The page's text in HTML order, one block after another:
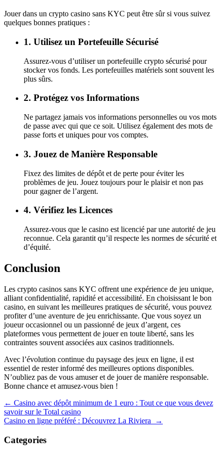
Jouer dans un crypto casino sans KYC peut être sûr si vous suivez
quelques bonnes pratiques :
1. Utilisez un Portefeuille Sécurisé
Assurez-vous d’utiliser un portefeuille crypto sécurisé pour
stocker vos fonds. Les portefeuilles matériels sont souvent les
plus sûrs.
2. Protégez vos Informations
Ne partagez jamais vos informations personnelles ou vos mots
de passe avec qui que ce soit. Utilisez également des mots de
passe forts et uniques pour vos comptes.
3. Jouez de Manière Responsable
Fixez des limites de dépôt et de perte pour éviter les
problèmes de jeu. Jouez toujours pour le plaisir et non pas
pour gagner de l’argent.
4. Vérifiez les Licences
Assurez-vous que le casino est licencié par une autorité de jeu
reconnue. Cela garantit qu’il respecte les normes de sécurité et
d’équité.
Conclusion
Les crypto casinos sans KYC offrent une expérience de jeu unique,
alliant confidentialité, rapidité et accessibilité. En choisissant le bon
casino, en suivant les meilleures pratiques de sécurité, vous pouvez
profiter d’une aventure de jeu enrichissante. Que vous soyez un
joueur occasionnel ou un passionné de jeux d’argent, ces
plateformes vous permettent de jouer en toute liberté, sans les
contraintes souvent associées aux casinos traditionnels.
Avec l’évolution continue du paysage des jeux en ligne, il est
essentiel de rester informé des meilleures options disponibles.
N’oubliez pas de vous amuser et de jouer de manière responsable.
Bonne chance et amusez-vous bien !
Navegación
de
← Casino avec dépôt minimum de 1 euro : Tout ce que vous devez
savoir sur le Total casino
Casino en ligne préféré : Découvrez La Riviera
→
Categories